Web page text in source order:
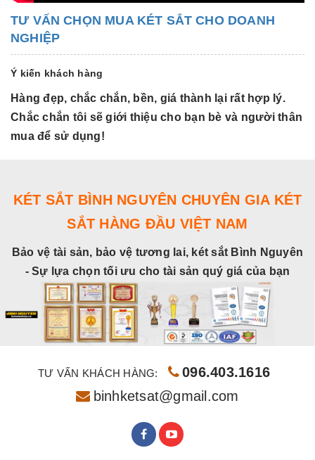
TƯ VẤN CHỌN MUA KÉT SẮT CHO DOANH
NGHIỆP
Ý kiến khách hàng
Hàng đẹp, chắc chắn, bền, giá thành lại rất hợp lý.
Chắc chắn tôi sẽ giới thiệu cho bạn bè và người thân
mua để sử dụng!
KÉT SẮT BÌNH NGUYÊN CHUYÊN GIA KÉT
SẮT HÀNG ĐẦU VIỆT NAM
Bảo vệ tài sản, bảo vệ tương lai, két sắt Bình Nguyên
- Sự lựa chọn tối ưu cho tài sản quý giá của bạn
TƯ VẤN KHÁCH HÀNG:
096.403.1616
binhketsat@gmail.com